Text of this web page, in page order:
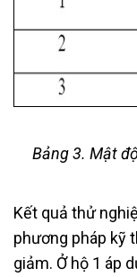
Bảng 3. Mật
Kết quả thử
phương pháp kỹ
giảm. Ở hộ 1 áp